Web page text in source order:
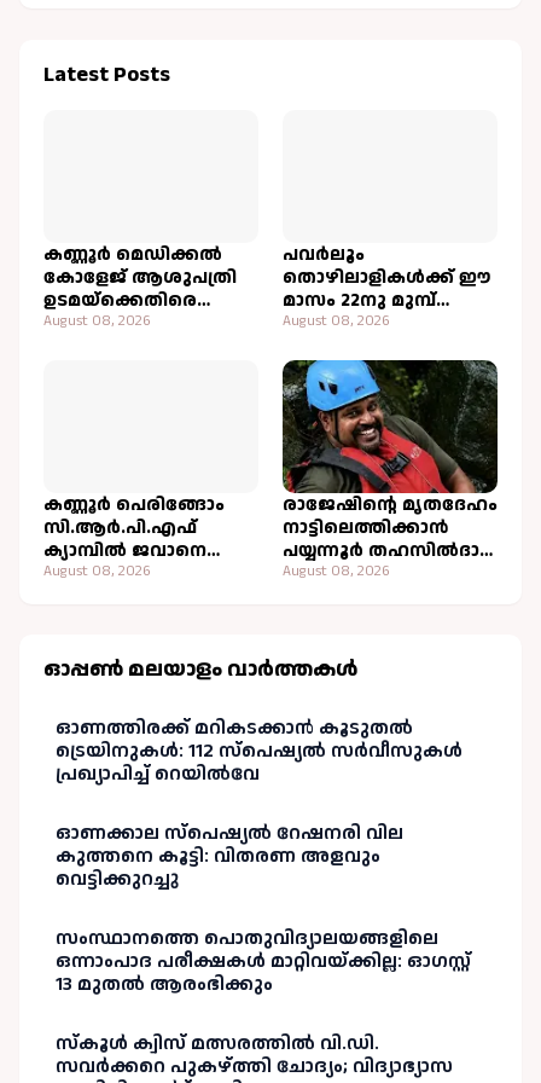
Latest Posts
കണ്ണൂർ മെഡിക്കൽ
കോളേജ് ആശുപത്രി
ഉടമയ്ക്കെതിരെ
കർശന നടപടി
August 08, 2026
പവർലൂം
തൊഴിലാളികൾക്ക് ഈ
മാസം 22നു മുമ്പ്
ബോണസ് നൽകാൻ
August 08, 2026
കണ്ണൂർ പെരിങ്ങോം
സി.ആർ.പി.എഫ്
ക്യാമ്പിൽ ജവാനെ
മരിച്ച നിലയിൽ
August 08, 2026
രാജേഷിന്റെ മൃതദേഹം
നാട്ടിലെത്തിക്കാൻ
പയ്യന്നൂർ തഹസിൽദാർ
പണം
നൽകും
August 08, 2026
ഓപ്പണ്‍ മലയാളം വാർത്തകള്‍
ഓണത്തിരക്ക് മറികടക്കാൻ കൂടുതൽ
ട്രെയിനുകൾ: 112 സ്പെഷ്യൽ സർവീസുകൾ
പ്രഖ്യാപിച്ച് റെയിൽവേ
ഓണക്കാല സ്പെഷ്യൽ റേഷനരി വില
കുത്തനെ കൂട്ടി: വിതരണ അളവും
വെട്ടിക്കുറച്ചു
സംസ്ഥാനത്തെ പൊതുവിദ്യാലയങ്ങളിലെ
ഒന്നാംപാദ പരീക്ഷകൾ മാറ്റിവയ്ക്കില്ല: ഓഗസ്റ്റ്
13 മുതൽ ആരംഭിക്കും
സ്‌കൂൾ ക്വിസ് മത്സരത്തിൽ വി.ഡി.
സവർക്കറെ പുകഴ്ത്തി ചോദ്യം; വിദ്യാഭ്യാസ